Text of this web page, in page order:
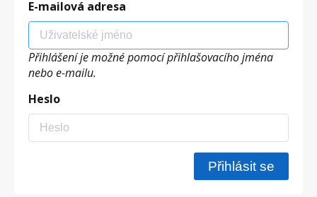
E-mailová adresa
Přihlášení je možné pomocí přihlašovacího jména
nebo e-mailu.
Heslo